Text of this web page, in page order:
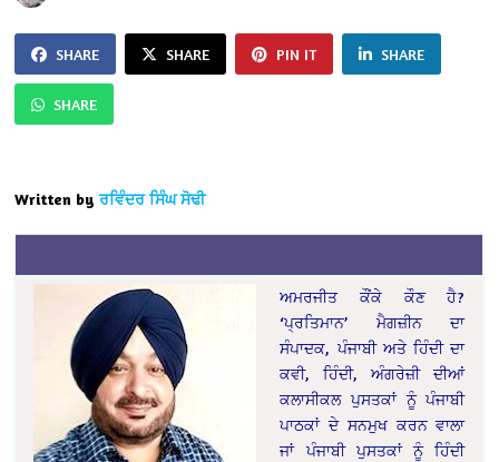
SHARE SHARE PIN IT SHARE
SHARE
Written by ਰਵਿੰਦਰ ਸਿੰਘ ਸੋਢੀ
ਅਮਰਜੀਤ ਕੌਂਕੇ ਕੌਣ ਹੈ?
‘ਪ੍ਰਤਿਮਾਨ’ ਮੈਗਜ਼ੀਨ ਦਾ
ਸੰਪਾਦਕ, ਪੰਜਾਬੀ ਅਤੇ ਹਿੰਦੀ ਦਾ
ਕਵੀ, ਹਿੰਦੀ, ਅੰਗਰੇਜ਼ੀ ਦੀਆਂ
ਕਲਾਸੀਕਲ ਪੁਸਤਕਾਂ ਨੂੰ ਪੰਜਾਬੀ
ਪਾਠਕਾਂ ਦੇ ਸਨਮੁਖ ਕਰਨ ਵਾਲਾ
ਜਾਂ ਪੰਜਾਬੀ ਪੁਸਤਕਾਂ ਨੂੰ ਹਿੰਦੀ